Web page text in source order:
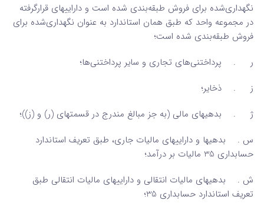
نگهداری‌شده برای فروش طبقه‌بندی شده است و داراییهای قرارگرفته
در مجموعه واحد که طبق همان استاندارد به عنوان نگهداری‌شده برای
فروش طبقه‌بندی شده است؛
ر . پرداختنی‌های تجاری و سایر پرداختنی‌ها؛
ز . ذخایر؛
ژ . بدهیهای مالی (به جز مبالغ مندرج در قسمتهای (ر) و (ز))؛
س . بدهیها و داراییهای مالیات جاری، طبق تعریف استاندارد
حسابداری 35 مالیات بر درآمد؛
ش . بدهیهای مالیات انتقالی و داراییهای مالیات انتقالی طبق
تعریف استاندارد حسابداری 35؛